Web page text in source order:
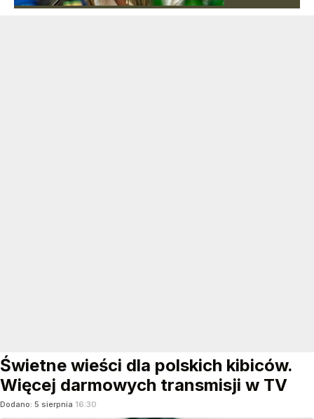
Świetne wieści dla polskich kibiców.
Więcej darmowych transmisji w TV
Dodano: 5 sierpnia 16:30